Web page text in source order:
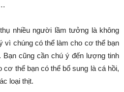
nhiều người lầm tưởng là không
vì chúng có thể làm cho cơ thể bạn
Bạn cũng cần chú ý đến lượng tinh
cơ thể bạn có thể bổ sung là cá hồi,
loại thịt.